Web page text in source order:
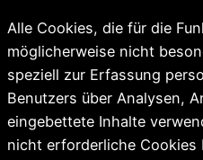
Alle Cookies, die für die
möglicherweise nicht
speziell zur Erfassung
Benutzers über Analysen,
eingebettete Inhalte
nicht erforderliche Cookies